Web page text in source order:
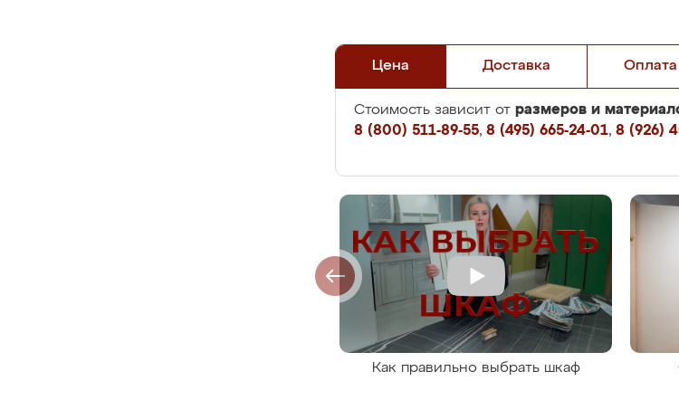
Цена Доставка Оплата
Стоимость зависит от размеров и
8 (800) 511-89-55, 8 (495) 665-24-01, 8 (926)
Как правильно выбрать шкаф